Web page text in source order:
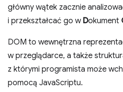
główny wątek zacznie
i przekształcać go w Dokument
DOM to wewnętrzna
w przeglądarce, a także
z którymi programista może
pomocą JavaScriptu.